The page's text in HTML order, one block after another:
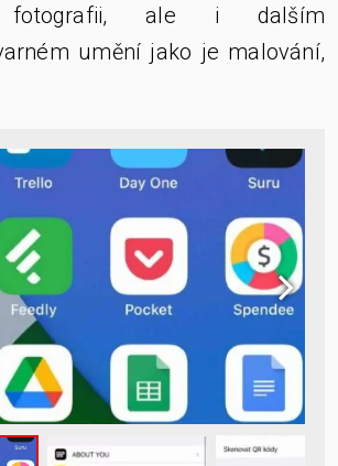
ale i dalším
umění jako je malování,